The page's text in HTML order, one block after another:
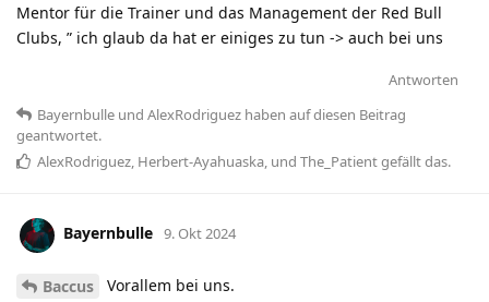
Mentor für die Trainer und das Management der Red Bull
Clubs, ” ich glaub da hat er einiges zu tun -> auch bei uns
Antworten
Bayernbulle und AlexRodriguez haben auf diesen Beitrag
geantwortet.
AlexRodriguez Herbert-Ayahuaska , und The_Patientgefällt das.
Bayernbulle 9. Okt 2024
Baccus Vorallem bei uns.